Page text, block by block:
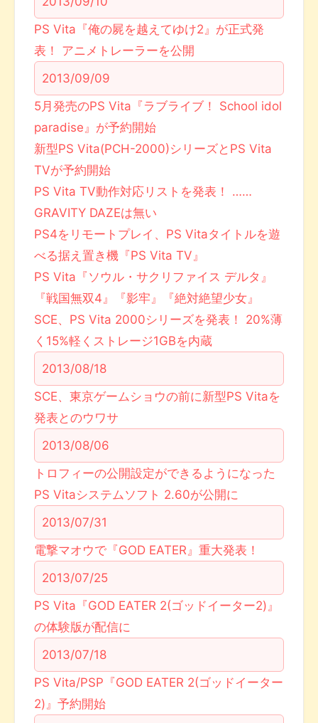
PS Vita『俺の屍を越えてゆけ2』が正式発
表！ アニメトレーラーを公開
2013/09/09
5月発売のPS Vita『ラブライブ！ School idol
paradise』が予約開始
新型PS Vita(PCH-2000)シリーズとPS Vita
TVが予約開始
PS Vita TV動作対応リストを発表！ ……
GRAVITY DAZEは無い
PS4をリモートプレイ、PS Vitaタイトルを遊
べる据え置き機『PS Vita TV』
PS Vita『ソウル・サクリファイス デルタ』
『戦国無双4』『影牢』『絶対絶望少女』
SCE、PS Vita 2000シリーズを発表！ 20%薄
く15%軽くストレージ1GBを内蔵
2013/08/18
SCE、東京ゲームショウの前に新型PS Vitaを
発表とのウワサ
2013/08/06
トロフィーの公開設定ができるようになった
PS Vitaシステムソフト 2.60が公開に
2013/07/31
電撃マオウで『GOD EATER』重大発表！
2013/07/25
PS Vita『GOD EATER 2(ゴッドイーター2)』
の体験版が配信に
2013/07/18
PS Vita/PSP『GOD EATER 2(ゴッドイーター
2)』予約開始